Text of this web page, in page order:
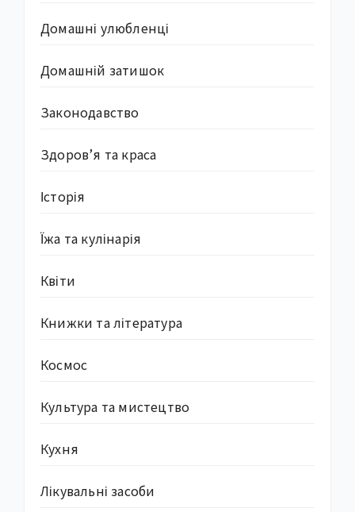
Домашні улюбленці
Домашній затишок
Законодавство
Здоров’я та краса
Історія
Їжа та кулінарія
Квіти
Книжки та література
Космос
Культура та мистецтво
Кухня
Лікувальні засоби